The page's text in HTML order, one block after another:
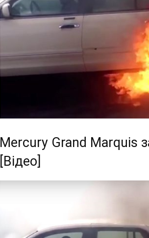
Mercury Grand Marquis
[Відео]